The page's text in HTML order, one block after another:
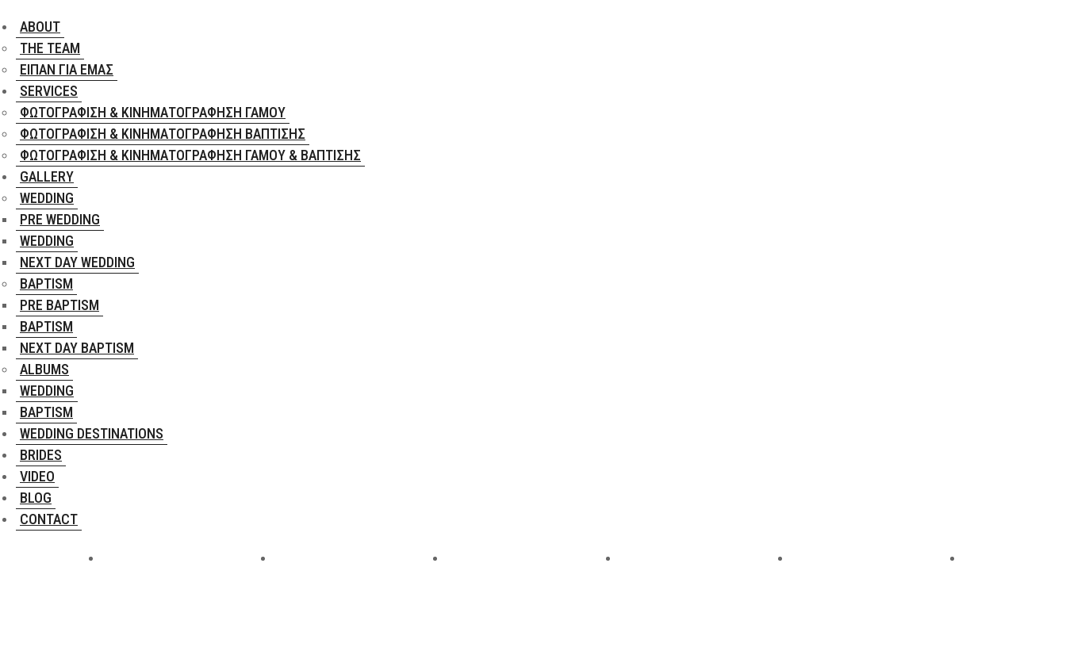
ABOUT
THE TEAM
ΕΊΠΑΝ ΓΙΑ ΕΜΆΣ
SERVICES
ΦΩΤΟΓΡΆΦΙΣΗ & ΚΙΝΗΜΑΤΟΓΡΆΦΗΣΗ ΓΆΜΟΥ
ΦΩΤΟΓΡΆΦΙΣΗ & ΚΙΝΗΜΑΤΟΓΡΆΦΗΣΗ ΒΆΠΤΙΣΗΣ
ΦΩΤΟΓΡΆΦΙΣΗ & ΚΙΝΗΜΑΤΟΓΡΆΦΗΣΗ ΓΆΜΟΥ & ΒΆΠΤΙΣΗΣ
GALLERY
WEDDING
PRE WEDDING
WEDDING
NEXT DAY WEDDING
BAPTISM
PRE BAPTISM
BAPTISM
NEXT DAY BAPTISM
ALBUMS
WEDDING
BAPTISM
WEDDING DESTINATIONS
BRIDES
VIDEO
BLOG
CONTACT